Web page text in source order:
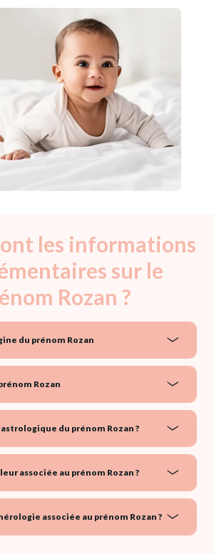
les informations
sur le
Rozan ?
du prénom Rozan
Rozan
du prénom Rozan ?
associée au prénom Rozan ?
associée au prénom Rozan ?